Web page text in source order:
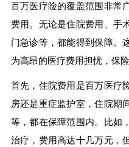
百万医疗险的覆盖范围非常
费用。无论是住院费用、手
门急诊等，都能得到保障。
为高昂的医疗费用担忧，保
首先，住院费用是百万医疗
房还是重症监护室，住院期
等，都在保障范围内。比如
治疗，费用高达十几万元，